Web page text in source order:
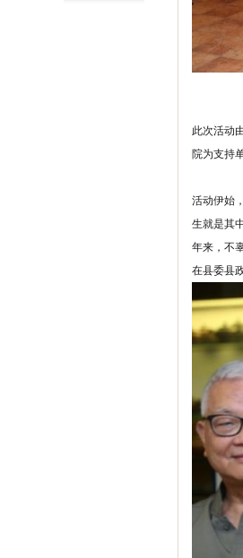
此次活动
院为支持
活动伊始
生就是其
年来，不
在县委县